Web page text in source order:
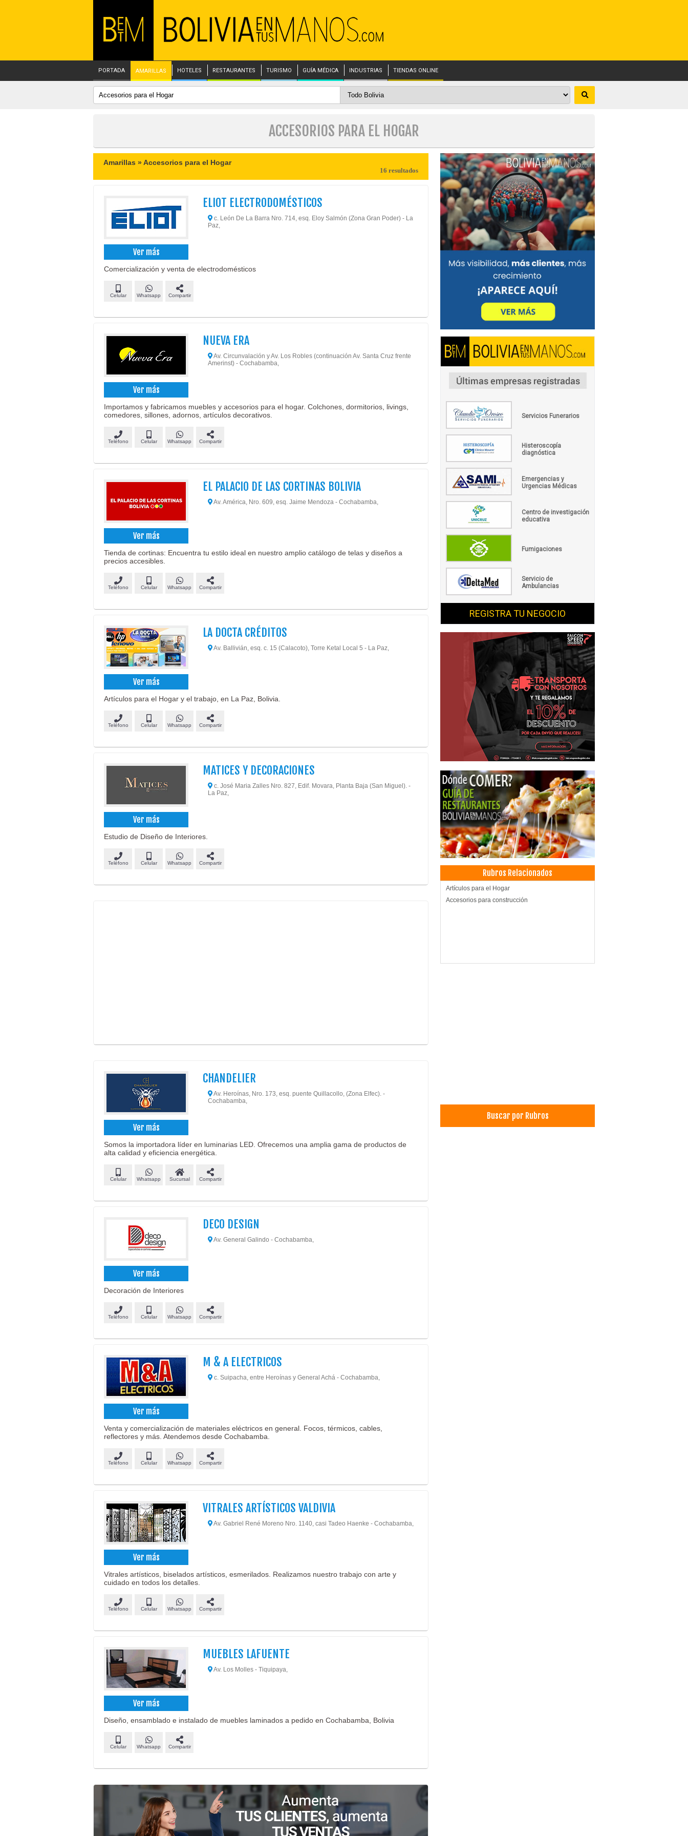
PORTADA AMARILLAS HOTELES RESTAURANTES TURISMO GUÍA MÉDICA INDUSTRIAS TIENDAS ONLINE
ACCESORIOS PARA EL HOGAR
Amarillas »Accesorios para el Hogar
16 resultados
Ver más
ELIOT ELECTRODOMÉSTICOS
c. León De La Barra Nro. 714, esq. Eloy Salmón (Zona Gran Poder) - La
Paz,
Comercialización y venta de electrodomésticos
Celular Whatsapp Compartir
Ver más
NUEVA ERA
Av. Circunvalación y Av. Los Robles (continuación Av. Santa Cruz frente
Amerinst) - Cochabamba,
Importamos y fabricamos muebles y accesorios para el hogar. Colchones, dormitorios, livings,
comedores, sillones, adornos, artículos decorativos.
Teléfono Celular Whatsapp Compartir
Ver más
EL PALACIO DE LAS CORTINAS BOLIVIA
Av. América, Nro. 609, esq. Jaime Mendoza - Cochabamba,
Tienda de cortinas: Encuentra tu estilo ideal en nuestro amplio catálogo de telas y diseños a
precios accesibles.
Teléfono Celular Whatsapp Compartir
Ver más
LA DOCTA CRÉDITOS
Av. Ballivián, esq. c. 15 (Calacoto), Torre Ketal Local 5 - La Paz,
Artículos para el Hogar y el trabajo, en La Paz, Bolivia.
Teléfono Celular Whatsapp Compartir
Ver más
MATICES Y DECORACIONES
c. José Maria Zalles Nro. 827, Edif. Movara, Planta Baja (San Miguel). -
La Paz,
Estudio de Diseño de Interiores.
Teléfono Celular Whatsapp Compartir
Ver más
CHANDELIER
Av. Heroínas, Nro. 173, esq. puente Quillacollo, (Zona Elfec). -
Cochabamba,
Somos la importadora líder en luminarias LED. Ofrecemos una amplia gama de productos de
alta calidad y eficiencia energética.
Celular Whatsapp Sucursal Compartir
Ver más
DECO DESIGN
Av. General Galindo - Cochabamba,
Decoración de Interiores
Teléfono Celular Whatsapp Compartir
Ver más
M & A ELECTRICOS
c. Suipacha, entre Heroínas y General Achá - Cochabamba,
Venta y comercialización de materiales eléctricos en general. Focos, térmicos, cables,
reflectores y más. Atendemos desde Cochabamba.
Teléfono Celular Whatsapp Compartir
Ver más
VITRALES ARTÍSTICOS VALDIVIA
Av. Gabriel René Moreno Nro. 1140, casi Tadeo Haenke - Cochabamba,
Vitrales artísticos, biselados artísticos, esmerilados. Realizamos nuestro trabajo con arte y
cuidado en todos los detalles.
Teléfono Celular Whatsapp Compartir
Ver más
MUEBLES LAFUENTE
Av. Los Molles - Tiquipaya,
Diseño, ensamblado e instalado de muebles laminados a pedido en Cochabamba, Bolivia
Celular Whatsapp Compartir
Servicios Funerarios
Histeroscopía
diagnóstica
Emergencias y
Urgencias Médicas
Centro de investigación
educativa
Fumigaciones
Servicio de
Ambulancias
REGISTRA TU NEGOCIO
Rubros Relacionados
Artículos para el Hogar
Accesorios para construcción
Buscar por Rubros